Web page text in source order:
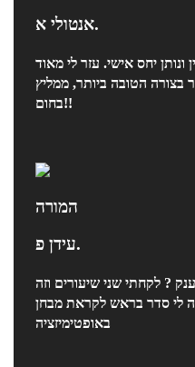
אנטולי א.
ונותן יחס אישי. עזר לי מאוד
בצורה הטובה ביותר, ממליץ
בחום!!
המורה
עידן פ.
? לקחתי שני שיעורים וזה
לי סדר בראש לקראת מבחן
באופטימיזציה